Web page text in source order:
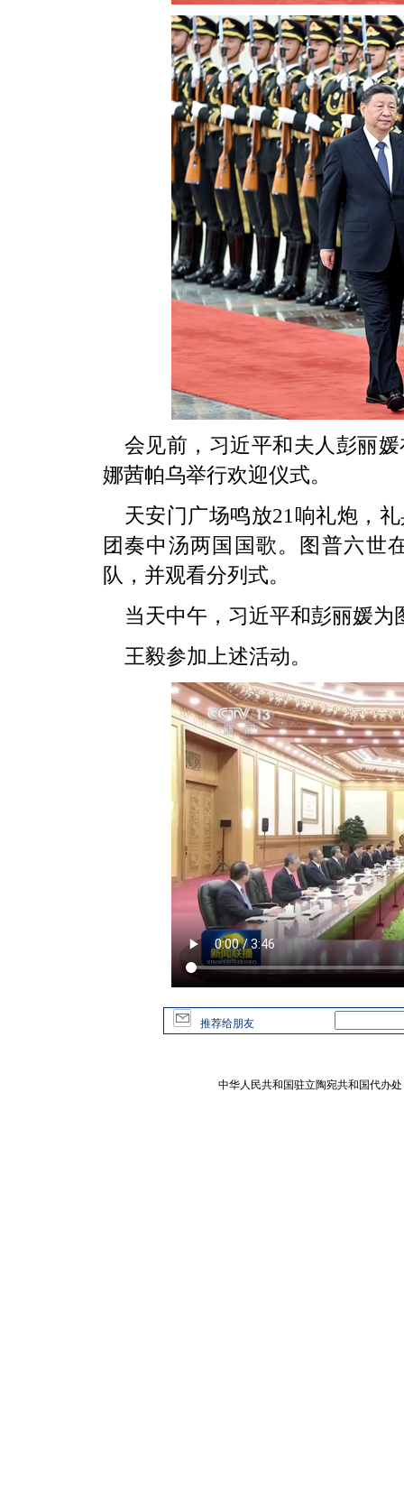
会见前，习近平和夫人彭丽
娜茜帕乌举行欢迎仪式。
天安门广场鸣放21响礼炮，
团奏中汤两国国歌。图普六世
队，并观看分列式。
当天中午，习近平和彭丽媛
王毅参加上述活动。
推荐给朋友
中华人民共和国驻立陶宛共和国代办处